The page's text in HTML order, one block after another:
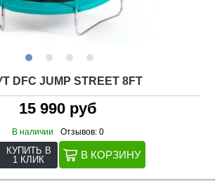
DFC JUMP STREET 8FT
15 990 руб
В наличии Отзывов: 0
КУПИТЬ В
1 КЛИК